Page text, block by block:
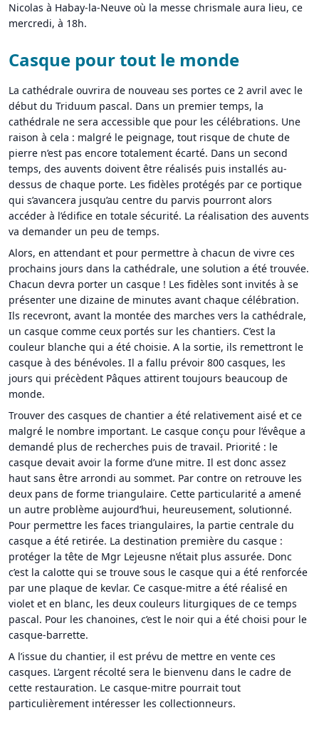
Nicolas à Habay-la-Neuve où la messe chrismale aura lieu, ce
mercredi, à 18h.
Casque pour tout le monde
La cathédrale ouvrira de nouveau ses portes ce 2 avril avec le
début du Triduum pascal. Dans un premier temps, la
cathédrale ne sera accessible que pour les célébrations. Une
raison à cela : malgré le peignage, tout risque de chute de
pierre n’est pas encore totalement écarté. Dans un second
temps, des auvents doivent être réalisés puis installés au-
dessus de chaque porte. Les fidèles protégés par ce portique
qui s’avancera jusqu’au centre du parvis pourront alors
accéder à l’édifice en totale sécurité. La réalisation des auvents
va demander un peu de temps.
Alors, en attendant et pour permettre à chacun de vivre ces
prochains jours dans la cathédrale, une solution a été trouvée.
Chacun devra porter un casque ! Les fidèles sont invités à se
présenter une dizaine de minutes avant chaque célébration.
Ils recevront, avant la montée des marches vers la cathédrale,
un casque comme ceux portés sur les chantiers. C’est la
couleur blanche qui a été choisie. A la sortie, ils remettront le
casque à des bénévoles. Il a fallu prévoir 800 casques, les
jours qui précèdent Pâques attirent toujours beaucoup de
monde.
Trouver des casques de chantier a été relativement aisé et ce
malgré le nombre important. Le casque conçu pour l’évêque a
demandé plus de recherches puis de travail. Priorité : le
casque devait avoir la forme d’une mitre. Il est donc assez
haut sans être arrondi au sommet. Par contre on retrouve les
deux pans de forme triangulaire. Cette particularité a amené
un autre problème aujourd’hui, heureusement, solutionné.
Pour permettre les faces triangulaires, la partie centrale du
casque a été retirée. La destination première du casque :
protéger la tête de Mgr Lejeusne n’était plus assurée. Donc
c’est la calotte qui se trouve sous le casque qui a été renforcée
par une plaque de kevlar. Ce casque-mitre a été réalisé en
violet et en blanc, les deux couleurs liturgiques de ce temps
pascal. Pour les chanoines, c’est le noir qui a été choisi pour le
casque-barrette.
A l’issue du chantier, il est prévu de mettre en vente ces
casques. L’argent récolté sera le bienvenu dans le cadre de
cette restauration. Le casque-mitre pourrait tout
particulièrement intéresser les collectionneurs.